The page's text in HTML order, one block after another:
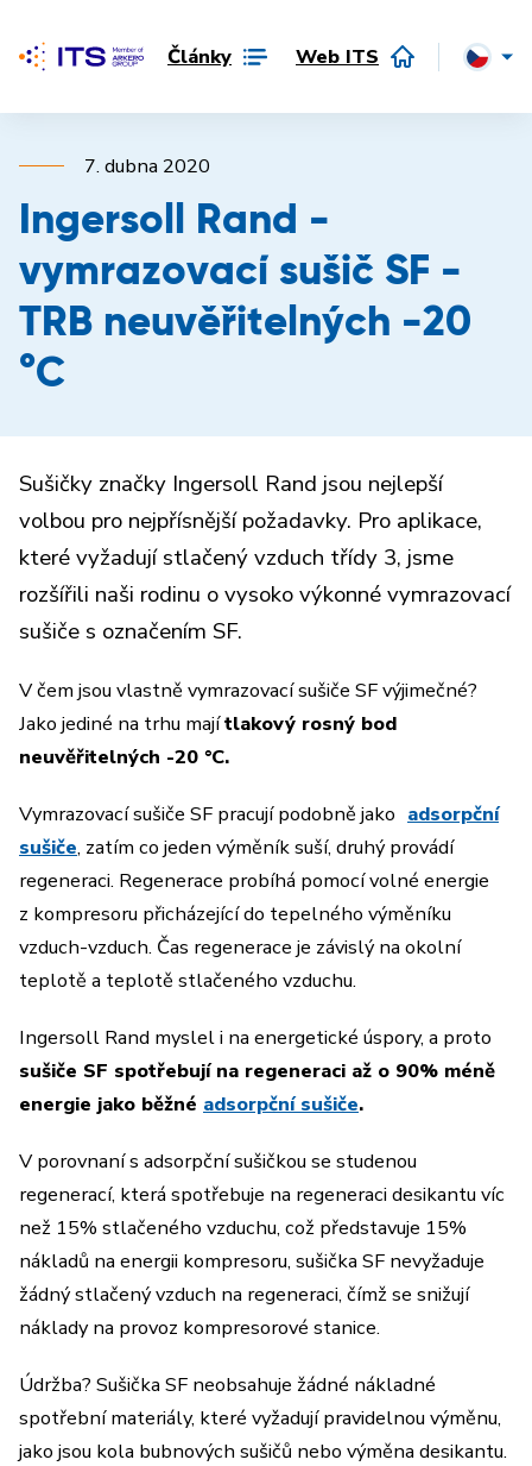
Články Web ITS
7. dubna 2020
Ingersoll Rand -
vymrazovací sušič SF -
TRB neuvěřitelných -20
°C
Sušičky značky Ingersoll Rand jsou nejlepší
volbou pro nejpřísnější požadavky. Pro aplikace,
které vyžadují stlačený vzduch třídy 3, jsme
rozšířili naši rodinu o vysoko výkonné vymrazovací
sušiče s označením SF.
V čem jsou vlastně vymrazovací sušiče SF výjimečné?
Jako jediné na trhu majítlakový rosný bod
neuvěřitelných -20 °C.
Vymrazovací sušiče SF pracují podobně jako adsorpční
sušiče, zatím co jeden výměník suší, druhý provádí
regeneraci. Regenerace probíhá pomocí volné energie
z kompresoru přicházející do tepelného výměníku
vzduch-vzduch. Čas regenerace je závislý na okolní
teplotě a teplotě stlačeného vzduchu.
Ingersoll Rand myslel i na energetické úspory, a proto
sušiče SF spotřebují na regeneraci až o 90% méně
energie jako běžné adsorpční sušiče.
V porovnaní s adsorpční sušičkou se studenou
regenerací, která spotřebuje na regeneraci desikantu víc
než 15% stlačeného vzduchu, což představuje 15%
nákladů na energii kompresoru, sušička SF nevyžaduje
žádný stlačený vzduch na regeneraci, čímž se snižují
náklady na provoz kompresorové stanice.
Údržba? Sušička SF neobsahuje žádné nákladné
spotřební materiály, které vyžadují pravidelnou výměnu,
jako jsou kola bubnových sušičů nebo výměna desikantu.